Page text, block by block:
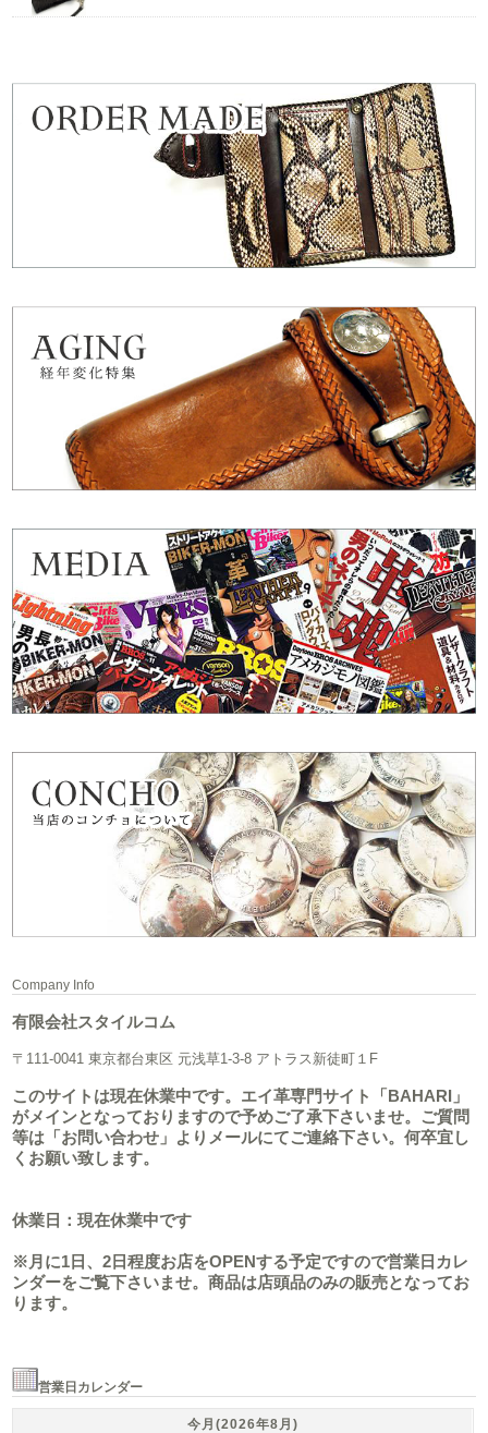
Company Info
有限会社スタイルコム
〒111-0041 東京都台東区 元浅草1-3-8 アトラス新徒町１F
このサイトは現在休業中です。エイ革専門サイト「BAHARI」
がメインとなっておりますので予めご了承下さいませ。ご質問
等は「お問い合わせ」よりメールにてご連絡下さい。何卒宜し
くお願い致します。
休業日：現在休業中です
※月に1日、2日程度お店をOPENする予定ですので営業日カレ
ンダーをご覧下さいませ。商品は店頭品のみの販売となってお
ります。
営業日カレンダー
今月(2026年8月)